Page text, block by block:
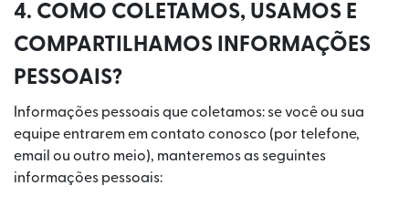
4. COMO COLETAMOS, USAMOS E
COMPARTILHAMOS INFORMAÇÕES
PESSOAIS?
Informações pessoais que coletamos: se você ou sua
equipe entrarem em contato conosco (por telefone,
email ou outro meio), manteremos as seguintes
informações pessoais: